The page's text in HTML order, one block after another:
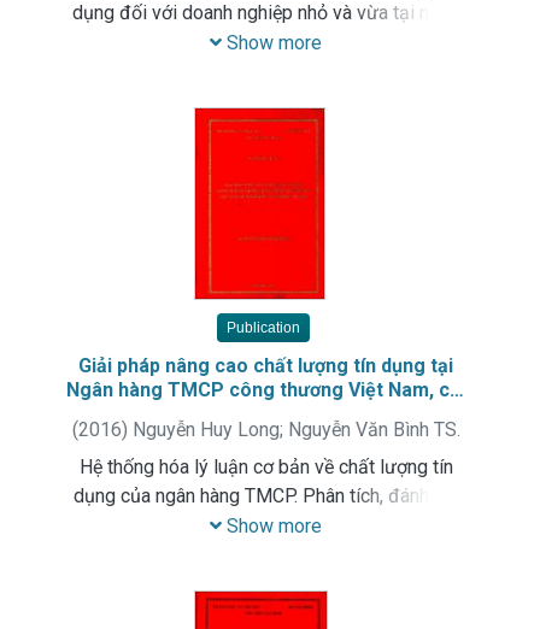
dụng đối với doanh nghiệp nhỏ và vừa tại ngân
hàng TMCP. Phân tích, đánh giá thực trạng và đề
TMCP đầu tư và phát triển Việt Nam - chi nhánh
Đông Hà Nội
Show more
Publication
Giải pháp nâng cao chất lượng tín dụng tại
Ngân hàng TMCP công thương Việt Nam, chi
nhánh khu công nghiệp Tiên Sơn
(2016) Nguyễn Huy Long; Nguyễn Văn Bình TS.
Hệ thống hóa lý luận cơ bản về chất lượng tín
dụng của ngân hàng TMCP. Phân tích, đánh giá
thực trạng và đề xuất các giải pháp nâng cao
Tiên Sơn
Show more